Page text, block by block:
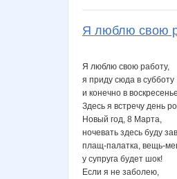
Я люблю свою
Я люблю свою работу,
я приду сюда в субботу
и конечно в
Здесь я встречу день
Новый год, 8 Марта,
ночевать здесь буду
плащ-палатка, вещь-
у супруга будет шок!
Если я не заболею,